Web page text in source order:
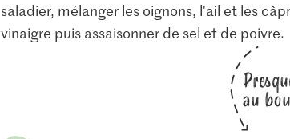
saladier, mélanger les oignons, l'ail et les
vinaigre puis assaisonner de sel et de poivre.
au